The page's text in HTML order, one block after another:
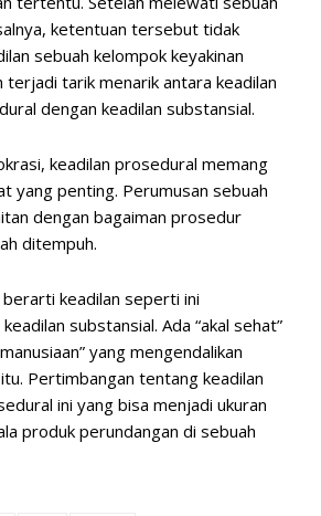
ketentuan tersebut tidak
sebuah kelompok keyakinan
terjadi tarik menarik antara keadilan
dengan keadilan substansial.
keadilan prosedural memang
yang penting. Perumusan sebuah
dengan bagaiman prosedur
ditempuh.
keadilan seperti ini
substansial. Ada “akal sehat”
yang mengendalikan
Pertimbangan tentang keadilan
ini yang bisa menjadi ukuran
produk perundangan di sebuah